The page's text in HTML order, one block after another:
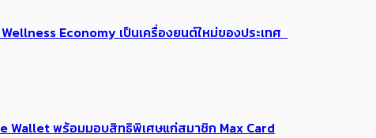
Economy เป็นเครื่องยนต์ใหม่ของประเทศ
Wallet พร้อมมอบสิทธิพิเศษแก่สมาชิก Max Card